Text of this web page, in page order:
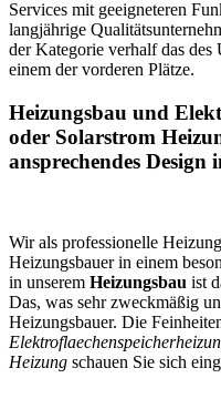
Services mit geeigneteren
langjährige
der Kategorie verhalf das des
einem der vorderen Plätze.
Heizungsbau und
oder Solarstrom
ansprechendes Design
Wir als professionelle
Heizungsbauer in einem
in unserem Heizungsbau ist
Das, was sehr zweckmäßig
Heizungsbauer. Die
Heizung schauen Sie sich